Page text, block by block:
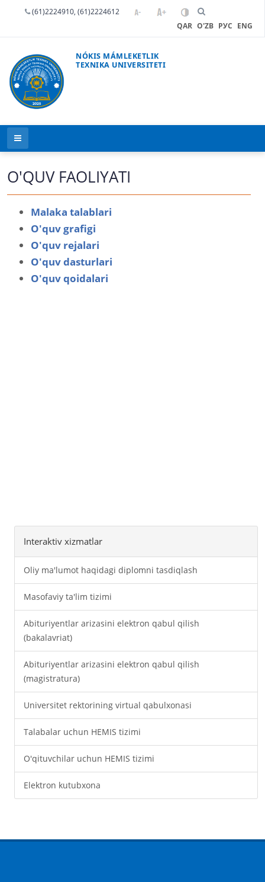
(61)2224910, (61)2224612
QAR O'ZB РУС ENG
NÓKIS MÁMLEKETLIK
TEXNIKA UNIVERSITETI
O'QUV FAOLIYATI
Malaka talablari
O'quv grafigi
O'quv rejalari
O'quv dasturlari
O'quv qoidalari
Interaktiv xizmatlar
Oliy ma'lumot haqidagi diplomni tasdiqlash
Masofaviy ta'lim tizimi
Abituriyentlar arizasini elektron qabul qilish
(bakalavriat)
Abituriyentlar arizasini elektron qabul qilish
(magistratura)
Universitet rektorining virtual qabulxonasi
Talabalar uchun HEMIS tizimi
O'qituvchilar uchun HEMIS tizimi
Elektron kutubxona